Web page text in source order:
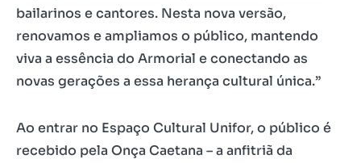
bailarinos e cantores. Nesta nova versão,
renovamos e ampliamos o público, mantendo
viva a essência do Armorial e conectando as
novas gerações a essa herança cultural única.”
Ao entrar no Espaço Cultural Unifor, o público é
recebido pela Onça Caetana – a anfitriã da